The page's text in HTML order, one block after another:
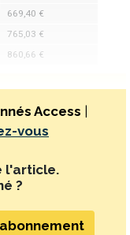
669,40 €
765,03 €
860,66 €
Access
vous
l'article.
?